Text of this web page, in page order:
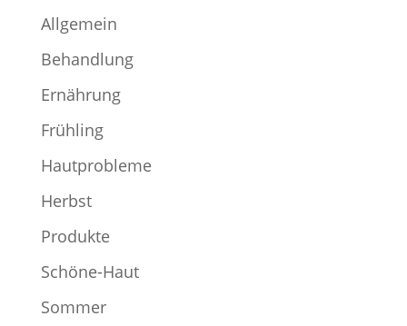
Allgemein
Behandlung
Ernährung
Frühling
Hautprobleme
Herbst
Produkte
Schöne-Haut
Sommer